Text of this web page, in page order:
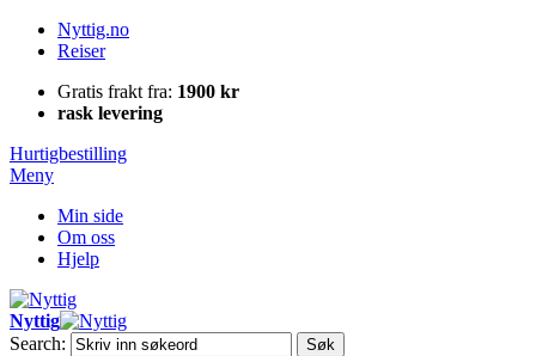
Nyttig.no
Reiser
Gratis frakt fra: 1900 kr
rask levering
Hurtigbestilling
Meny
Min side
Om oss
Hjelp
Nyttig
Search:
Søk